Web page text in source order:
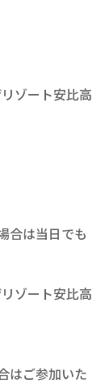
ゾート安比高
合は当日でも
ゾート安比高
はご参加いた